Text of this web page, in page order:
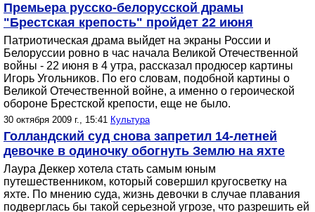
Премьера русско-белорусской драмы
"Брестская крепость" пройдет 22 июня
Патриотическая драма выйдет на экраны России и
Белоруссии ровно в час начала Великой Отечественной
войны - 22 июня в 4 утра, рассказал продюсер картины
Игорь Угольников. По его словам, подобной картины о
Великой Отечественной войне, а именно о героической
обороне Брестской крепости, еще не было.
30 октября 2009 г., 15:41 Культура
Голландский суд снова запретил 14-летней
девочке в одиночку обогнуть Землю на яхте
Лаура Деккер хотела стать самым юным
путешественником, который совершил кругосветку на
яхте. По мнению суда, жизнь девочки в случае плавания
подверглась бы такой серьезной угрозе, что разрешить ей